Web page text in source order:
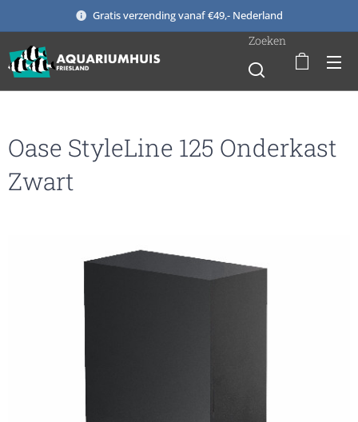
Gratis verzending vanaf €49,- Nederland
Zoeken
Oase StyleLine 125 Onderkast
Zwart